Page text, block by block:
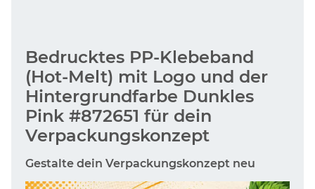
Bedrucktes PP-Klebeband
(Hot-Melt) mit Logo und der
Hintergrundfarbe Dunkles
Pink #872651 für dein
Verpackungskonzept
Gestalte dein Verpackungskonzept neu